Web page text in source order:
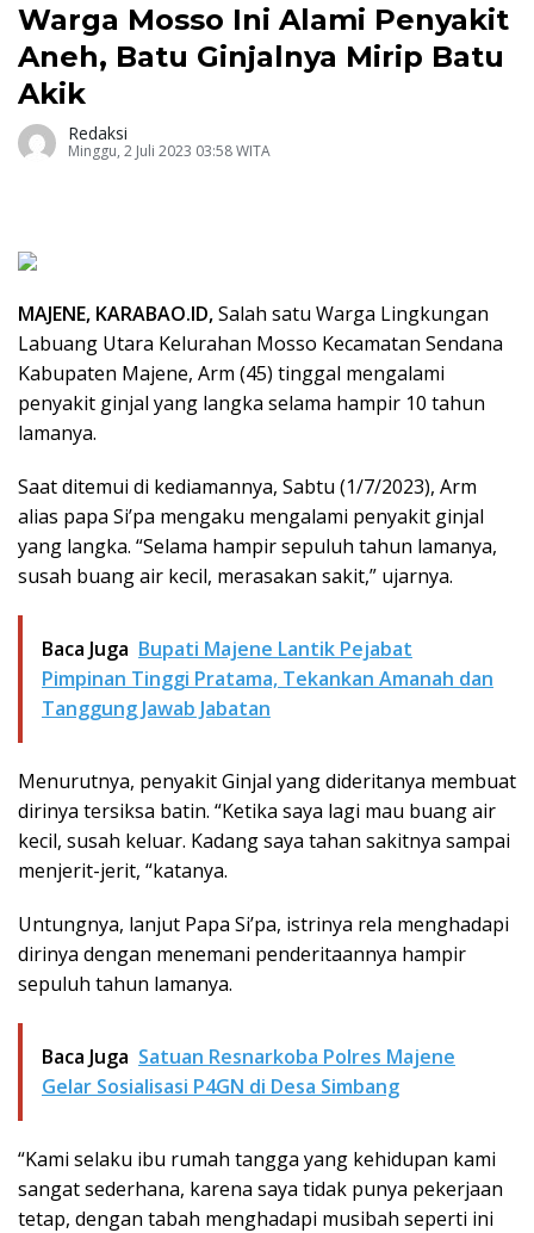
Warga Mosso Ini Alami Penyakit
Aneh, Batu Ginjalnya Mirip Batu
Akik
Redaksi
Minggu, 2 Juli 2023 03:58 WITA
MAJENE, KARABAO.ID,Salah satu Warga Lingkungan
Labuang Utara Kelurahan Mosso Kecamatan Sendana
Kabupaten Majene, Arm (45) tinggal mengalami
penyakit ginjal yang langka selama hampir 10 tahun
lamanya.
Saat ditemui di kediamannya, Sabtu (1/7/2023), Arm
alias papa Si’pa mengaku mengalami penyakit ginjal
yang langka. “Selama hampir sepuluh tahun lamanya,
susah buang air kecil, merasakan sakit,” ujarnya.
Baca Juga Bupati Majene Lantik Pejabat
Pimpinan Tinggi Pratama, Tekankan Amanah dan
Tanggung Jawab Jabatan
Menurutnya, penyakit Ginjal yang dideritanya membuat
dirinya tersiksa batin. “Ketika saya lagi mau buang air
kecil, susah keluar. Kadang saya tahan sakitnya sampai
menjerit-jerit, “katanya.
Untungnya, lanjut Papa Si’pa, istrinya rela menghadapi
dirinya dengan menemani penderitaannya hampir
sepuluh tahun lamanya.
Baca Juga Satuan Resnarkoba Polres Majene
Gelar Sosialisasi P4GN di Desa Simbang
“Kami selaku ibu rumah tangga yang kehidupan kami
sangat sederhana, karena saya tidak punya pekerjaan
tetap, dengan tabah menghadapi musibah seperti ini